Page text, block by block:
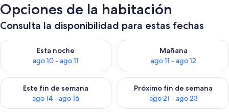
Opciones de la habitación
Consulta la disponibilidad para estas fechas
Esta noche
ago 10 - ago 11
Consulta la disponibilidad para esta noche, ago 10 - ago 11
Mañana
ago 11 - ago 12
Consulta la disponibilidad
Este fin de semana
ago 14 - ago 16
Consulta la disponibilidad para este fin de semana, ago 14 -
Próximo fin de semana
ago 21 - ago 23
Consulta la disponibilidad